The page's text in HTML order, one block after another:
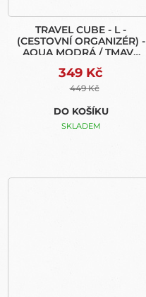
TRAVEL CUBE - L -
(CESTOVNÍ ORGANIZÉR) -
AQUA MODRÁ / TMAVÁ
349 Kč
449 Kč
DO KOŠÍKU
SKLADEM